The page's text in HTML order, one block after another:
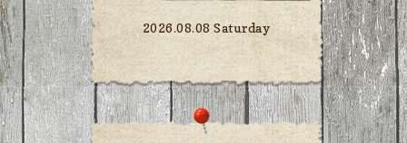
2026.08.08 Saturday